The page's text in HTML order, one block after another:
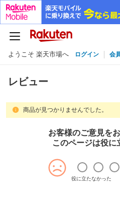
ようこそ 楽天市場へ ログイン 会
レビュー
商品が見つかりませんでした。
お客様のご意見を
このページは役に
役に立たなかった